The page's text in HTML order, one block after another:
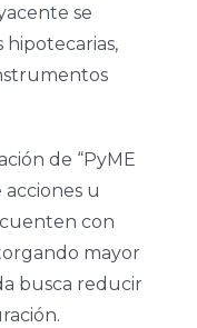
se
hipotecarias,
de “PyME
acciones u
con
mayor
busca reducir